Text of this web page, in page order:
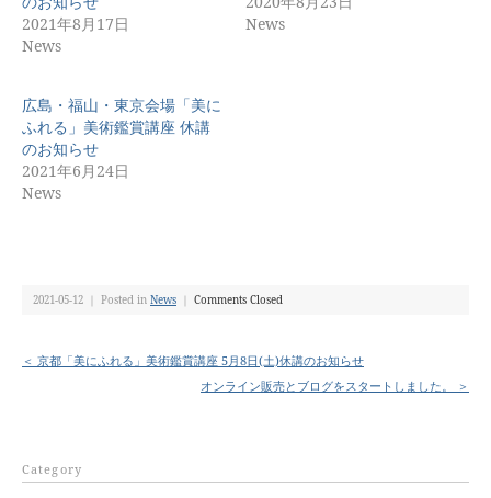
ウ
ィ
ン
ド
き
ま
す)
く
だ
い
ウ
ィ
ン
ウ
で
2021年8月17日
News
News
広島・福山・東京会場「美に
ふれる」美術鑑賞講座 休講
のお知らせ
2021年6月24日
News
2021-05-12 ｜ Posted in News ｜ Comments Closed
＜ 京都「美にふれる」美術鑑賞講座 5月8日(土)休講のお知らせ
オンライン販売とブログをスタートしました。 ＞
Category